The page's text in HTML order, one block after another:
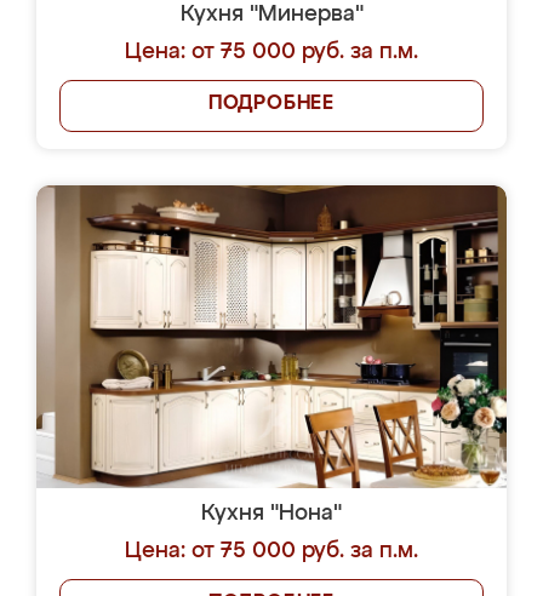
Кухня "Минерва"
Цена: от 75 000 руб. за п.м.
ПОДРОБНЕЕ
Кухня "Нона"
Цена: от 75 000 руб. за п.м.